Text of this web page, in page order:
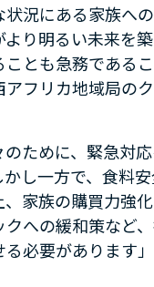
状況にある家族へ
り明るい未来を
とも急務である
アフリカ地域局の
のために、緊急対
し一方で、食料
家族の購買力強
への緩和策など
必要があります